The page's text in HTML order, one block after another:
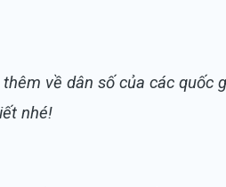
về dân số của các quốc
nhé!